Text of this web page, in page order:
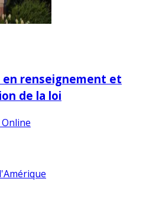
en renseignement et
de la loi